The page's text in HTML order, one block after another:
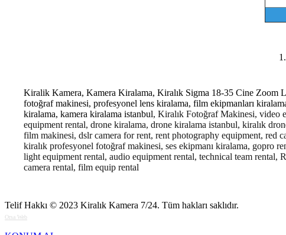
Kiralik Kamera, Kamera Kiralama, Kiralık Sigma 18-35 Cine Zoom
fotoğraf makinesi, profesyonel lens kiralama, film ekipmanları
kiralama, kamera kiralama istanbul, Kiralık Fotoğraf Makinesi, video
equipment rental, drone kiralama, drone kiralama istanbul, kiralık
film makinesi, dslr camera for rent, rent photography equipment, red
kiralık profesyonel fotoğraf makinesi, ses ekipmanı kiralama,
light equipment rental, audio equipment rental, technical team rental,
camera rental, film equip rental
Telif Hakkı © 2023 Kiralık Kamera 7/24. Tüm hakları saklıdır.
Orsa Web